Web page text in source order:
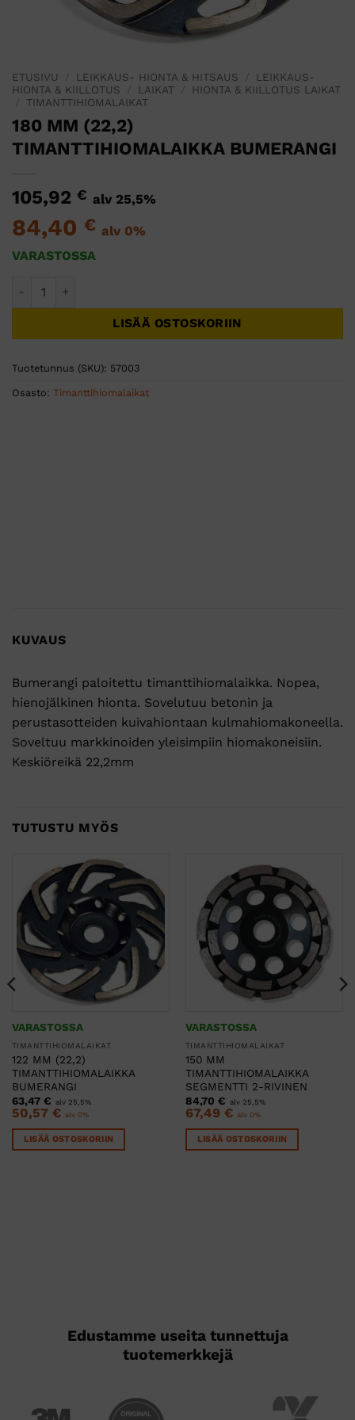
ETUSIVU LEIKKAUS- HIONTA & HITSAUS
LEIKKAUS-
HIONTA & KIILLOTUS
LAIKAT
HIONTA & KIILLOTUS LAIKAT
TIMANTTIHIOMALAIKAT
180 MM (22,2)
TIMANTTIHIOMALAIKKA BUMERANGI
105,92 € alv 25,5%
84,40 € alv 0%
VARASTOSSA
LISÄÄ OSTOSKORIIN
Tuotetunnus (SKU): 57003
Osasto: Timanttihiomalaikat
KUVAUS
Bumerangi paloitettu timanttihiomalaikka. Nopea,
hienojälkinen hionta. Sovelutuu betonin ja
perustasotteiden kuivahiontaan kulmahiomakoneella.
Soveltuu markkinoiden yleisimpiin hiomakoneisiin.
Keskiöreikä 22,2mm
TUTUSTU MYÖS
VARASTOSSA
TIMANTTIHIOMALAIKAT
122 MM (22,2)
TIMANTTIHIOMALAIKKA
BUMERANGI
63,47 € alv 25,5%
50,57 € alv 0%
LISÄÄ OSTOSKORIIN
VARASTOSSA
TIMANTTIHIOMALAIKAT
150 MM
TIMANTTIHIOMALAIKKA
SEGMENTTI 2-RIVINEN
84,70 € alv 25,5%
67,49 € alv 0%
LISÄÄ OSTOSKORIIN
Edustamme useita tunnettuja
tuotemerkkejä